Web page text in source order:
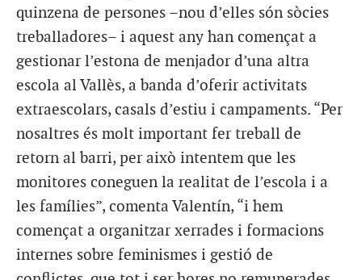
quinzena de persones –nou d’elles són sòcies
treballadores– i aquest any han començat a
gestionar l’estona de menjador d’una altra
escola al Vallès, a banda d’oferir activitats
extraescolars, casals d’estiu i campaments. “Per
nosaltres és molt important fer treball de
retorn al barri, per això intentem que les
monitores coneguen la realitat de l’escola i a
les famílies”, comenta Valentín, “i hem
començat a organitzar xerrades i formacions
internes sobre feminismes i gestió de